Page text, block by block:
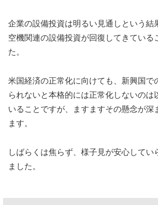
企業の設備投資は明るい見通しという結
空機関連の設備投資が回復してきている
た。
米国経済の正常化に向けても、新興国で
られないと本格的には正常化しないのは
いることですが、ますますその懸念が深
ます。
しばらくは焦らず、様子見が安心してい
ました。